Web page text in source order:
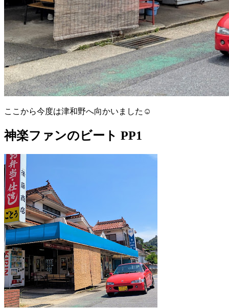
ここから今度は津和野へ向かいました☺️
神楽ファンのビート PP1